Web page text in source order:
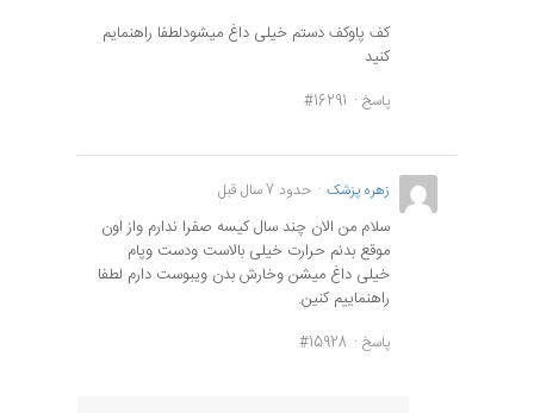
کف پاوکف دستم خیلی داغ میشودلطفا راهنمایم
کنید
پاسخ #16291
زهره پزشک حدود 7 سال قبل
سلام من الان چند سال کیسه صفرا ندارم واز اون
موقع بدنم حرارت خیلی بالاست ودست وپام
خیلی داغ میشن وخارش بدن ویبوست دارم لطفا
راهنماییم کنین.
پاسخ #15928